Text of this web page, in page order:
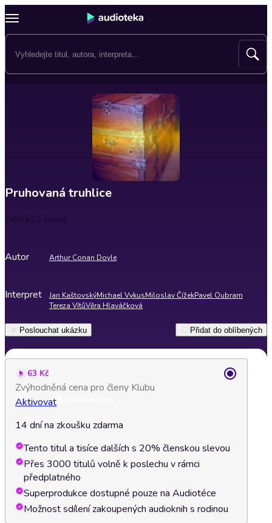
Pruhovaná truhlice
Délka52 minut
Autor Arthur Conan Doyle
Interpret Jan KaštovskýMichael VykusMiloslav ČížekPavel Oubram
Tereza VítůVěra Hlaváčková
Poslouchat ukázku Přidat do oblíbených
63 Kč
Zvýhodněná cena pro členy Klubu
Aktivovat
14 dní na zkoušku zdarma
Tento titul a tisíce dalších s 20% členskou slevou
Přes 3000 titulů volně k poslechu v rámci
předplatného
Superprodukce dostupné pouze na Audiotéce
Možnost sdílení zakoupených audioknih s rodinou